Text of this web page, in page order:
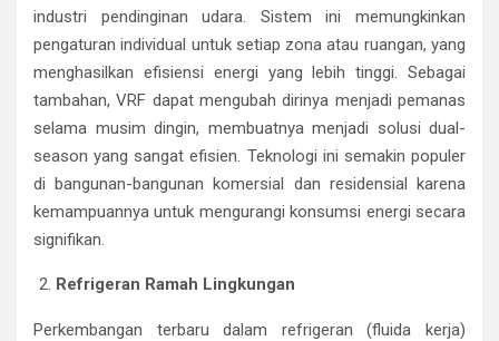
industri pendinginan udara. Sistem ini memungkinkan
pengaturan individual untuk setiap zona atau ruangan, yang
menghasilkan efisiensi energi yang lebih tinggi. Sebagai
tambahan, VRF dapat mengubah dirinya menjadi pemanas
selama musim dingin, membuatnya menjadi solusi dual-
season yang sangat efisien. Teknologi ini semakin populer
di bangunan-bangunan komersial dan residensial karena
kemampuannya untuk mengurangi konsumsi energi secara
signifikan.
Refrigeran Ramah Lingkungan
Perkembangan terbaru dalam refrigeran (fluida kerja)